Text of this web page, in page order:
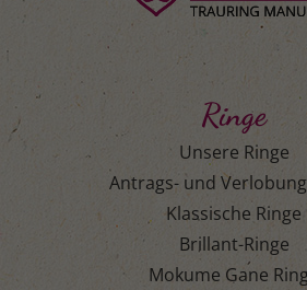
Ringe
Unsere Ringe
Antrags- und
Klassische Ringe
Brillant-Ringe
Mokume Gane